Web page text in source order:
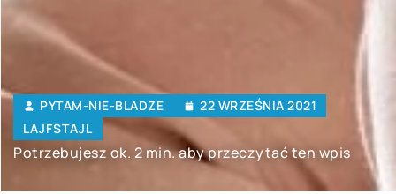
PYTAM-NIE-BLADZE
22 WRZEŚNIA 2021
LAJFSTAJL
Potrzebujesz ok. 2 min. aby przeczytać ten wpis